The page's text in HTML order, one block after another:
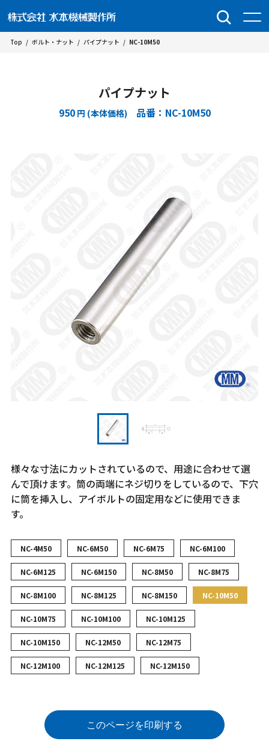
Top / ボルト・ナット / パイプナット / NC-10M50
パイプナット
950 円 (本体価格) 品番：NC-10M50
様々な寸法にカットされているので、用途に合わせて選
んで頂けます。筒の両端にネジ切りをしているので、下穴
に筒を挿入し、アイボルトの固定用などに使用できま
す。
NC-4M50 NC-6M50 NC-6M75 NC-6M100
NC-6M125 NC-6M150 NC-8M50 NC-8M75
NC-8M100 NC-8M125 NC-8M150 NC-10M50
NC-10M75 NC-10M100 NC-10M125
NC-10M150 NC-12M50 NC-12M75
NC-12M100 NC-12M125 NC-12M150
このページを印刷する